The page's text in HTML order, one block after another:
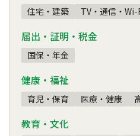
住宅・建築 TV・通信・Wi-
届出・証明・税金
国保・年金
健康・福祉
育児・保育 医療・健康
教育・文化